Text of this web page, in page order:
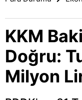
KKM
Doğru:
Milyon